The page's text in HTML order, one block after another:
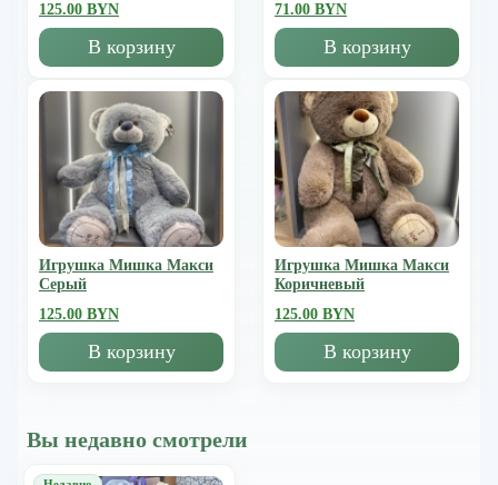
125.00 BYN
В корзину
71.00 BYN
В корзину
Игрушка Мишка Mакси
Серый
125.00 BYN
В корзину
Игрушка Мишка Mакси
Коричневый
125.00 BYN
В корзину
Вы недавно смотрели